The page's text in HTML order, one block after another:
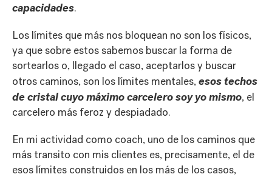
capacidades.
Los límites que más nos bloquean no son los físicos,
ya que sobre estos sabemos buscar la forma de
sortearlos o, llegado el caso, aceptarlos y buscar
otros caminos, son los límites mentales,esos techos
de cristal cuyo máximo carcelero soy yo mismo, el
carcelero más feroz y despiadado.
En mi actividad como coach, uno de los caminos que
más transito con mis clientes es, precisamente, el de
esos límites construidos en los más de los casos,